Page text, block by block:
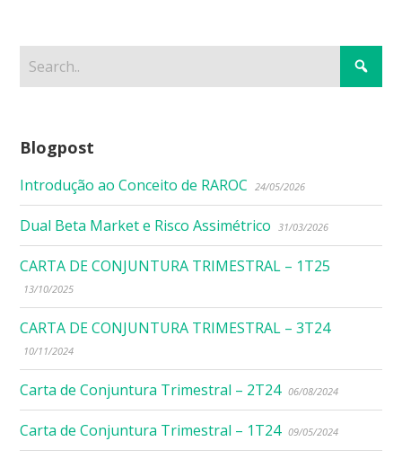
Blogpost
Introdução ao Conceito de RAROC 24/05/2026
Dual Beta Market e Risco Assimétrico 31/03/2026
CARTA DE CONJUNTURA TRIMESTRAL – 1T25
13/10/2025
CARTA DE CONJUNTURA TRIMESTRAL – 3T24
10/11/2024
Carta de Conjuntura Trimestral – 2T24 06/08/2024
Carta de Conjuntura Trimestral – 1T24 09/05/2024